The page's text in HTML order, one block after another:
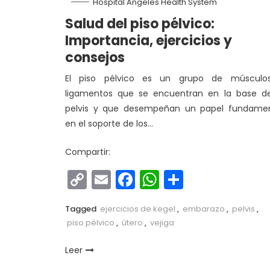
Salud del piso pélvico:
Importancia, ejercicios y
consejos
El piso pélvico es un grupo de
ligamentos que se encuentran en la base
pelvis y que desempeñan un papel
en el soporte de los…
Compartir:
Copy
Link
EmailFacebook
WhatsApp
Tagged ejercicios de kegel , embarazo , pelvis ,
piso pélvico , útero , vejiga
Leer